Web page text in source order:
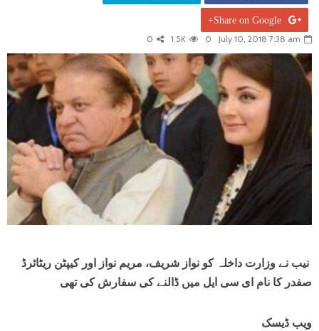
Share on Google+
July 10, 2018 7:38 am
0
1.5K
0
نیب نے وزارت داخلہ کو نواز شریف، مریم نواز اور کیپٹن ریٹائرڈ
صفدر کا نام ای سی ایل میں ڈالنے کی سفارش کی تھی
ویب ڈیسک